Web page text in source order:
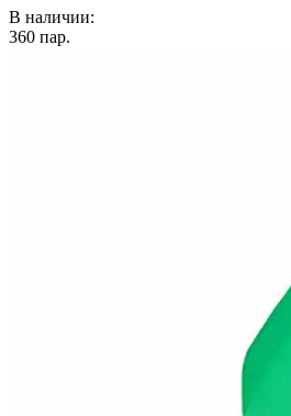
В наличии:
360 пар.